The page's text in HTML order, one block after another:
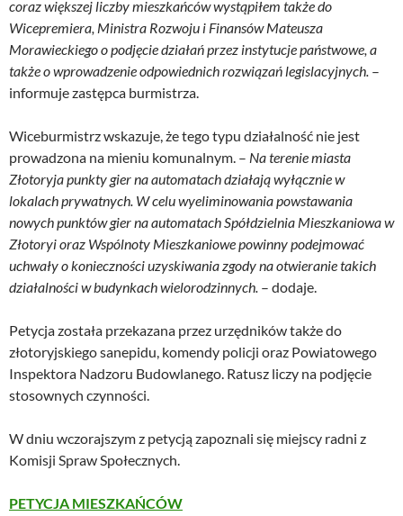
coraz większej liczby mieszkańców wystąpiłem także do
Wicepremiera, Ministra Rozwoju i Finansów Mateusza
Morawieckiego o podjęcie działań przez instytucje państwowe, a
także o wprowadzenie odpowiednich rozwiązań legislacyjnych. –
informuje zastępca burmistrza.
Wiceburmistrz wskazuje, że tego typu działalność nie jest
prowadzona na mieniu komunalnym. – Na terenie miasta
Złotoryja punkty gier na automatach działają wyłącznie w
lokalach prywatnych. W celu wyeliminowania powstawania
nowych punktów gier na automatach Spółdzielnia Mieszkaniowa w
Złotoryi oraz Wspólnoty Mieszkaniowe powinny podejmować
uchwały o konieczności uzyskiwania zgody na otwieranie takich
działalności w budynkach wielorodzinnych. – dodaje.
Petycja została przekazana przez urzędników także do
złotoryjskiego sanepidu, komendy policji oraz Powiatowego
Inspektora Nadzoru Budowlanego. Ratusz liczy na podjęcie
stosownych czynności.
W dniu wczorajszym z petycją zapoznali się miejscy radni z
Komisji Spraw Społecznych.
PETYCJA MIESZKAŃCÓW